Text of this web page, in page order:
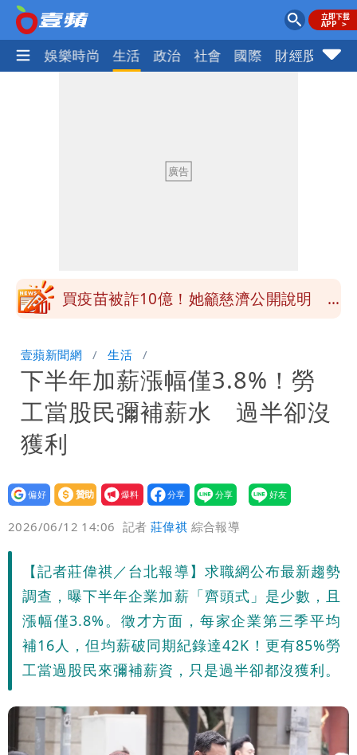
熱門 娛樂時尚 生活 政治 社會 國際 財經股市
勝：時間久看出睿智
白海豚今下午2點半發海警！陸警機率最
最快今晚移送北檢複訊
買疫苗被詐10億！她籲慈濟公開說明
驚：戰局變五五波
白海豚颱風攪局父親節！明雨量「紅到發
紫」
女律師詐慈濟10億 坐擁232公斤黃金仍
接案！同業酸：我輩楷模
明金成離世留下雙胞胎 4歲兒與老師一
段對話催淚
演習登場！搭雙鐵、航班3大注意事項快
看
慈濟遭詐10.6億！網紅揪聲明「疑點重
重」 1細節避而不談
蔣萬安民調只贏5％「現任優勢去哪？」
媒體人嘆：真的該緊張了
97萬網紅「肥大叔」驚傳猝逝！最後身
影曝 網驚覺不對
慈濟被騙10億！陳時中一語成讖 王必
高是這縣市
壹蘋新聞網 生活
下半年加薪漲幅僅3.8%！勞
工當股民彌補薪水 過半卻沒
獲利
設為
贊助
我要
爆料
2026/06/12 14:06 記者莊偉祺 綜合報導
【記者莊偉祺／台北報導】求職網公布最新趨勢
調查，曝下半年企業加薪「齊頭式」是少數，且
漲幅僅3.8%。徵才方面，每家企業第三季平均
補16人，但均薪破同期紀錄達42K！更有85%勞
工當過股民來彌補薪資，只是過半卻都沒獲利。